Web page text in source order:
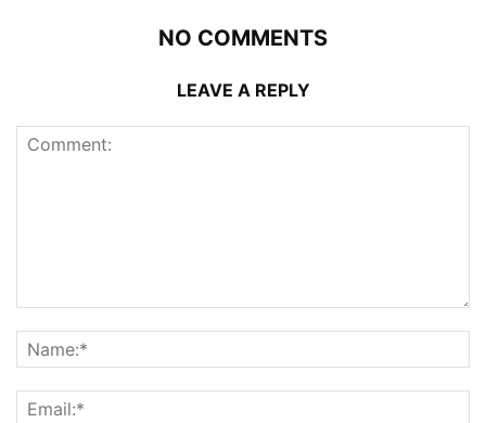
NO COMMENTS
LEAVE A REPLY